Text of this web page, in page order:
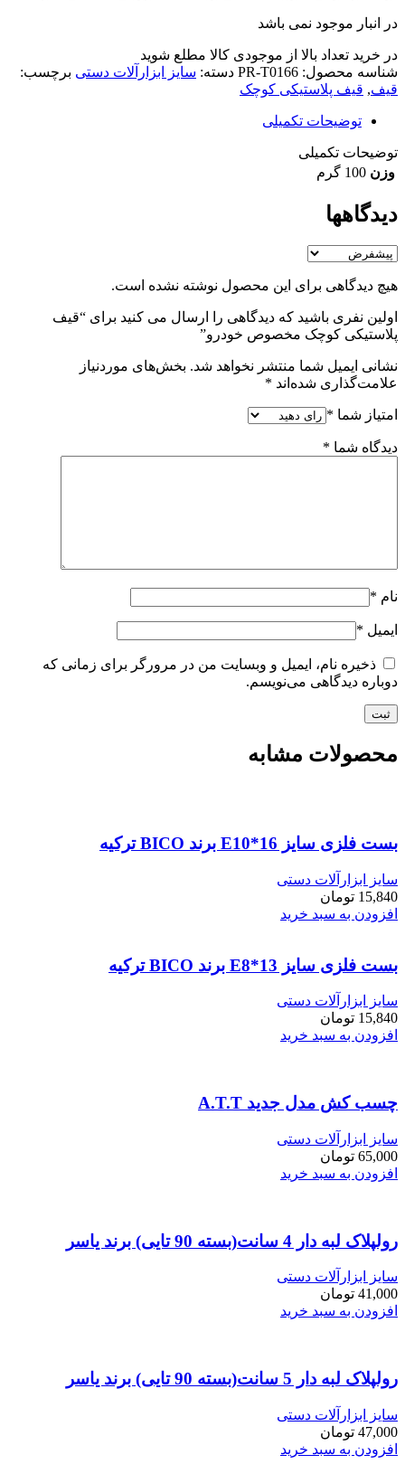
در انبار موجود نمی باشد
در خرید تعداد بالا از موجودی کالا مطلع شوید
شناسه محصول: PR-T0166 دسته: سایز ابزارآلات دستی برچسب:
قیف, قیف پلاستیکی کوچک
توضیحات تکمیلی
توضیحات تکمیلی
وزن 100 گرم
دیدگاهها
هیچ دیدگاهی برای این محصول نوشته نشده است.
اولین نفری باشید که دیدگاهی را ارسال می کنید برای “قیف
پلاستیکی کوچک مخصوص خودرو”
نشانی ایمیل شما منتشر نخواهد شد. بخش‌های موردنیاز
علامت‌گذاری شده‌اند *
امتیاز شما *
دیدگاه شما *
نام *
ایمیل *
ذخیره نام، ایمیل و وبسایت من در مرورگر برای زمانی که
دوباره دیدگاهی می‌نویسم.
محصولات مشابه
بست فلزی سایز E10*16 برند BICO ترکیه
سایز ابزارآلات دستی
15,840 تومان
افزودن به سبد خرید
بست فلزی سایز E8*13 برند BICO ترکیه
سایز ابزارآلات دستی
15,840 تومان
افزودن به سبد خرید
چسب کش مدل جدید A.T.T
سایز ابزارآلات دستی
65,000 تومان
افزودن به سبد خرید
رولپلاک لبه دار 4 سانت(بسته 90 تایی) برند یاسر
سایز ابزارآلات دستی
41,000 تومان
افزودن به سبد خرید
رولپلاک لبه دار 5 سانت(بسته 90 تایی) برند یاسر
سایز ابزارآلات دستی
47,000 تومان
افزودن به سبد خرید